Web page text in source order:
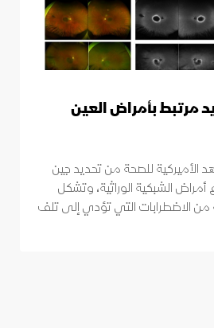
مرتبط بأمراض العين
الأميركية للصحة من تحديد جين
الشبكية الوراثية، وتشكل
الاضطرابات التي تؤدي إلى تلف